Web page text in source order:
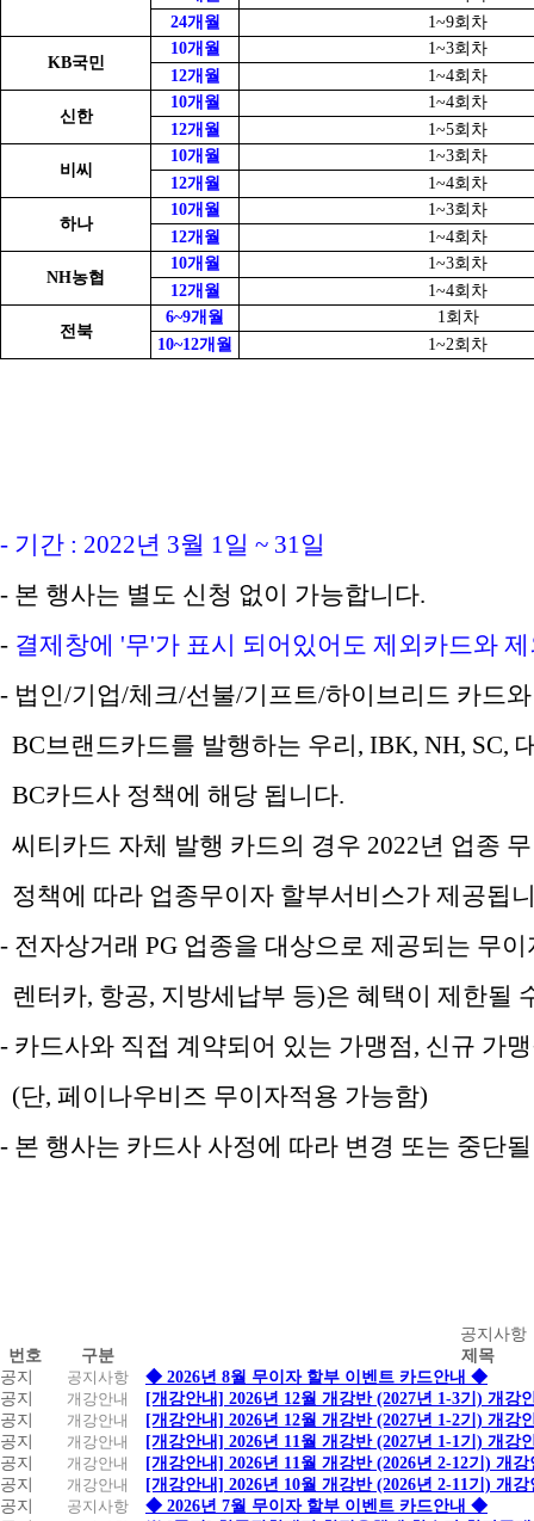
24개월
1~9회차
KB국민
10개월
1~3회차
12개월
1~4회차
신한
10개월
1~4회차
12개월
1~5회차
비씨
10개월
1~3회차
12개월
1~4회차
하나
10개월
1~3회차
12개월
1~4회차
NH농협
10개월
1~3회차
12개월
1~4회차
전북
6~9개월
1회차
10~12개월
1~2회차
- 기간 : 2022년 3월 1일 ~ 31일
- 본 행사는 별도 신청 없이 가능합니다.
- 결제창에 '무'가 표시 되어있어도 제외카드와
- 법인/기업/체크/선불/기프트/하이브리드 카드
BC브랜드카드를 발행하는 우리, IBK, NH, SC,
BC카드사 정책에 해당 됩니다.
씨티카드 자체 발행 카드의 경우 2022년 업종
정책에 따라 업종무이자 할부서비스가 제공됩
- 전자상거래 PG 업종을 대상으로 제공되는 무
렌터카, 항공, 지방세납부 등)은 혜택이 제한될
- 카드사와 직접 계약되어 있는 가맹점, 신규 가
(단, 페이나우비즈 무이자적용 가능함)
- 본 행사는 카드사 사정에 따라 변경 또는 중단
지
사
항
공지사항
번호
구분
제목
공지
공지사항
◆ 2026년 8월 무이자 할부 이벤트 카드안내 ◆
공지
개강안내
[개강안내] 2026년 12월 개강반 (2027년 1-3기) 개강
공지
개강안내
[개강안내] 2026년 12월 개강반 (2027년 1-2기) 개강
공지
개강안내
[개강안내] 2026년 11월 개강반 (2027년 1-1기) 개강
공지
개강안내
[개강안내] 2026년 11월 개강반 (2026년 2-12기) 개강
공지
개강안내
[개강안내] 2026년 10월 개강반 (2026년 2-11기) 개강
공지
공지사항
◆ 2026년 7월 무이자 할부 이벤트 카드안내 ◆